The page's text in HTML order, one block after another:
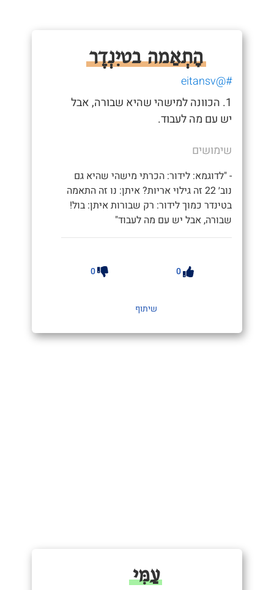
הָתְאַמה בטיִנְדֶר
#@eitansv
1. הכוונה למישהי שהיא שבורה, אבל
יש עם מה לעבוד.
שימושים
- "לדוגמא: לידור: הכרתי מישהי שהיא גם
נוב׳ 22 זה גילוי אריות? איתן: נו זה התאמה
בטינדר כמוך לידור: רק שבורות איתן: בול!
שבורה, אבל יש עם מה לעבוד"
0
0
שיתוף
עַמִּי